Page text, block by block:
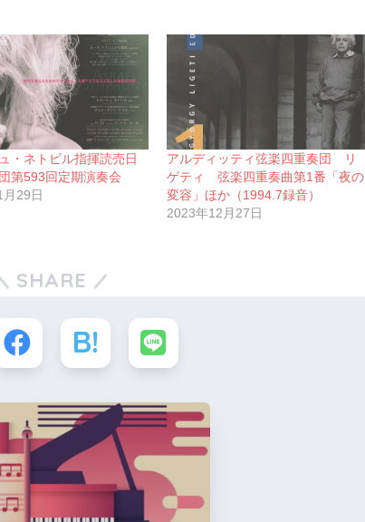
・ネトピル指揮読売日
第593回定期演奏会
29日
アルディッティ弦楽四重奏団 リ
ゲティ 弦楽四重奏曲第1番「夜の
変容」ほか（1994.7録音）
2023年12月27日
SHARE